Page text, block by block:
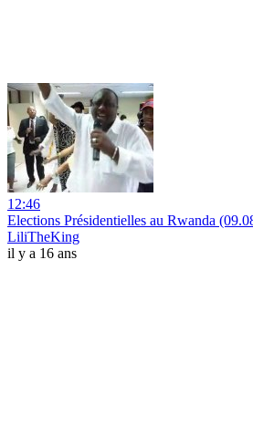
12:46
Elections Présidentielles au Rwanda
LiliTheKing
il y a 16 ans